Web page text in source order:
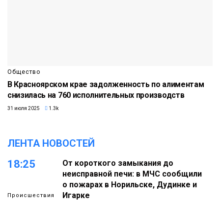
Общество
В Красноярском крае задолженность по алиментам
снизилась на 760 исполнительных производств
31 июля 2025 1.3k
ЛЕНТА НОВОСТЕЙ
18:25
Происшествия
От короткого замыкания до
неисправной печи: в МЧС сообщили
о пожарах в Норильске, Дудинке и
Игарке